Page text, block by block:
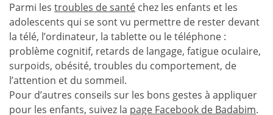
Parmi les troubles de santé chez les enfants et les
adolescents qui se sont vu permettre de rester devant
la télé, l’ordinateur, la tablette ou le téléphone :
problème cognitif, retards de langage, fatigue oculaire,
surpoids, obésité, troubles du comportement, de
l’attention et du sommeil.
Pour d’autres conseils sur les bons gestes à appliquer
pour les enfants, suivez la page Facebook de Badabim.